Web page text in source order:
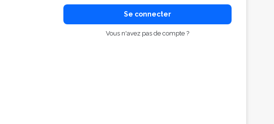
Se connecter
Vous n'avez pas de compte ?